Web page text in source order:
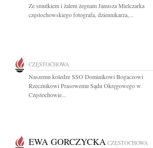
Ze smutkiem i żalem żegnam Janusza Mielczarka
częstochowskiego fotografa, dziennikarza,...
CZĘSTOCHOWA
Naszemu koledze SSO Dominikowi Bogaczowi
Rzecznikowi Prasowemu Sądu Okręgowego w
Częstochowie...
EWA GORCZYCKA CZĘSTOCHOWA